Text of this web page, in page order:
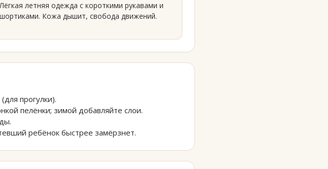
Лёгкая летняя одежда с короткими рукавами и
шортиками. Кожа дышит, свобода движений.
прогулки).
пелёнки; зимой добавляйте слои.
ребёнок быстрее замёрзнет.